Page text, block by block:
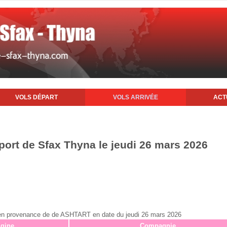
VOLS DÉPART VOLS ARRIVÉE
de Sfax Thyna le jeudi 26 mars 2026
provenance de de ASHTART en date du jeudi 26 mars 2026